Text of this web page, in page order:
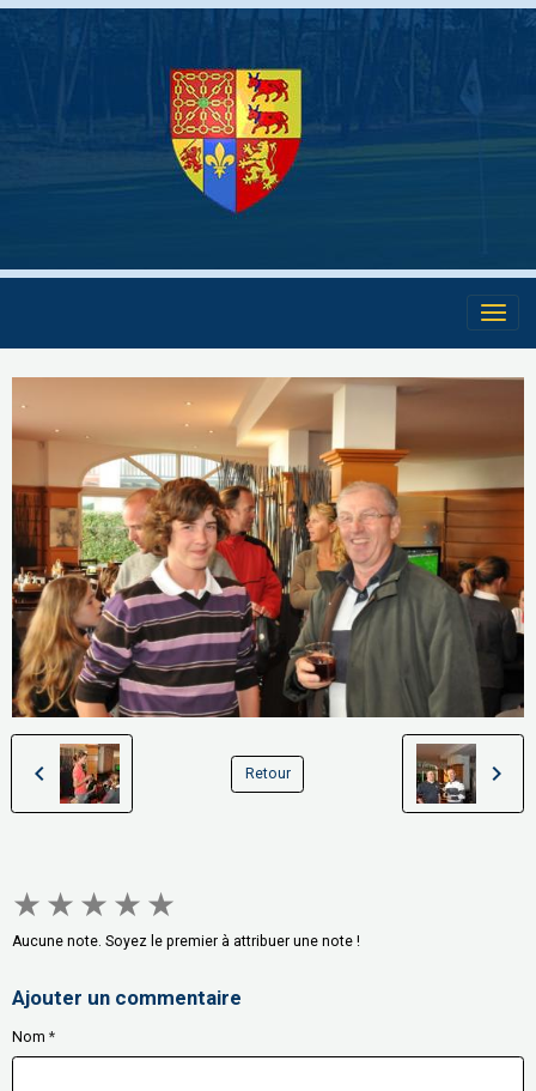
Retour
★ ★ ★ ★ ★
Aucune note. Soyez le premier à attribuer une note !
Ajouter un commentaire
Nom